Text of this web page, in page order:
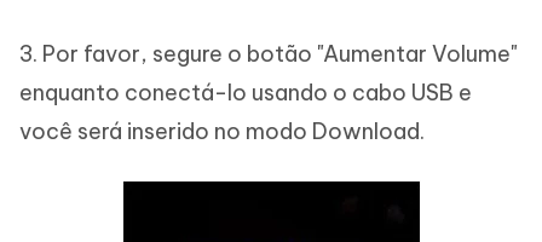
3. Por favor, segure o botão "Aumentar Volume"
enquanto conectá-lo usando o cabo USB e
você será inserido no modo Download.